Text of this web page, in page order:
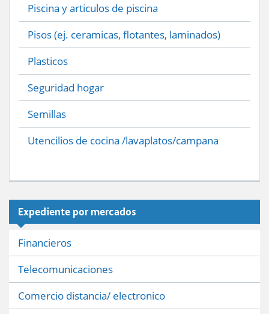
Piscina y articulos de piscina
Pisos (ej. ceramicas, flotantes, laminados)
Plasticos
Seguridad hogar
Semillas
Utencilios de cocina /lavaplatos/campana
Expediente por mercados
Financieros
Telecomunicaciones
Comercio distancia/ electronico